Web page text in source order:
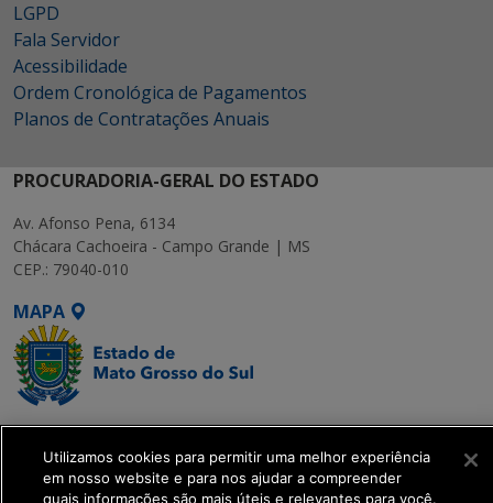
LGPD
Fala Servidor
Acessibilidade
Ordem Cronológica de Pagamentos
Planos de Contratações Anuais
PROCURADORIA-GERAL DO ESTADO
Av. Afonso Pena, 6134
Chácara Cachoeira - Campo Grande | MS
CEP.: 79040-010
MAPA
SETDIG | Secretaria-
Executiva de
Transformação Digital
Utilizamos cookies para permitir uma melhor experiência
em nosso website e para nos ajudar a compreender
quais informações são mais úteis e relevantes para você.